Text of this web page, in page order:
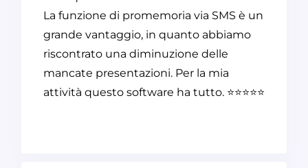
La funzione di promemoria via SMS è un
grande vantaggio, in quanto abbiamo
riscontrato una diminuzione delle
mancate presentazioni. Per la mia
attività questo software ha tutto. ⭐⭐⭐⭐⭐